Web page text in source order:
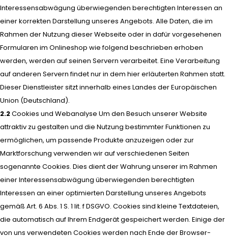
Interessensabwägung überwiegenden berechtigten Interessen an
einer korrekten Darstellung unseres Angebots. Alle Daten, die im
Rahmen der Nutzung dieser Webseite oder in dafür vorgesehenen
Formularen im Onlineshop wie folgend beschrieben erhoben
werden, werden auf seinen Servern verarbeitet. Eine Verarbeitung
auf anderen Servern findet nur in dem hier erläuterten Rahmen statt.
Dieser Dienstleister sitzt innerhalb eines Landes der Europäischen
Union (Deutschland).
2.2Cookies und Webanalyse Um den Besuch unserer Website
attraktiv zu gestalten und die Nutzung bestimmter Funktionen zu
ermöglichen, um passende Produkte anzuzeigen oder zur
Marktforschung verwenden wir auf verschiedenen Seiten
sogenannte Cookies. Dies dient der Wahrung unserer im Rahmen
einer Interessensabwägung überwiegenden berechtigten
Interessen an einer optimierten Darstellung unseres Angebots
gemäß Art. 6 Abs. 1 S. 1 lit. f DSGVO. Cookies sind kleine Textdateien,
die automatisch auf Ihrem Endgerät gespeichert werden. Einige der
von uns verwendeten Cookies werden nach Ende der Browser-